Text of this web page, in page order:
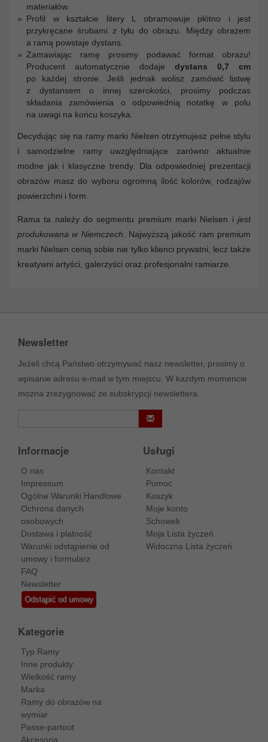
materiałów.
Profil w kształcie litery L obramowuje płótno i jest
przykręcane śrubami z tyłu do obrazu. Między obrazem
a ramą powstaje dystans.
Zamawiając ramę prosimy podawać format obrazu!
Producent automatycznie dodaje dystans 0,7 cm
po każdej stronie. Jeśli jednak wolisz zamówić listwę
z dystansem o innej szerokości, prosimy podczas
składania zamówienia o odpowiednią notatkę w polu
na uwagi na końcu koszyka.
Decydując się na ramy marki Nielsen otrzymujesz pełne stylu
i samodzielne ramy uwzględniające zarówno aktualnie
modne jak i klasyczne trendy. Dla odpowiedniej prezentacji
obrazów masz do wyboru ogromną ilość kolorów, rodzajów
powierzchni i form.
Rama ta należy do segmentu premium marki Nielsen i jest
produkowana w Niemczech . Najwyższą jakość ram premium
marki Nielsen cenią sobie nie tylko klienci prywatni, lecz także
kreatywni artyści, galerzyści oraz profesjonalni ramiarze.
Newsletter
Jeżeli chcą Państwo otrzymywać nasz newsletter, prosimy o
wpisanie adresu e-mail w tym miejscu. W każdym momencie
można zrezygnować ze subskrypcji newslettera.
Informacje
O nas
Impressum
Ogólne Warunki Handlowe
Ochrona danych
osobowych
Dostawa i platność
Warunki odstąpienie od
umowy i formularz
FAQ
Newsletter
Odstąpić od umowy
Usługi
Kontakt
Pomoc
Koszyk
Moje konto
Schowek
Moja Lista życzeń
Widoczna Lista życzeń
Kategorie
Typ Ramy
Inne produkty
Wielkość ramy
Marka
Ramy do obrazów na
wymiar
Passe-partout
Akcesoria